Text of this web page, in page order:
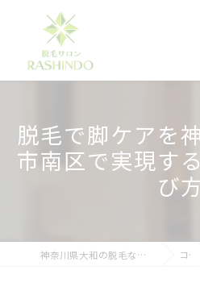
脱毛で脚ケアを
市南区で実現す
び
神奈川県大和の脱毛ならメンズ脱毛サロンRASHINDO大和店 コラム